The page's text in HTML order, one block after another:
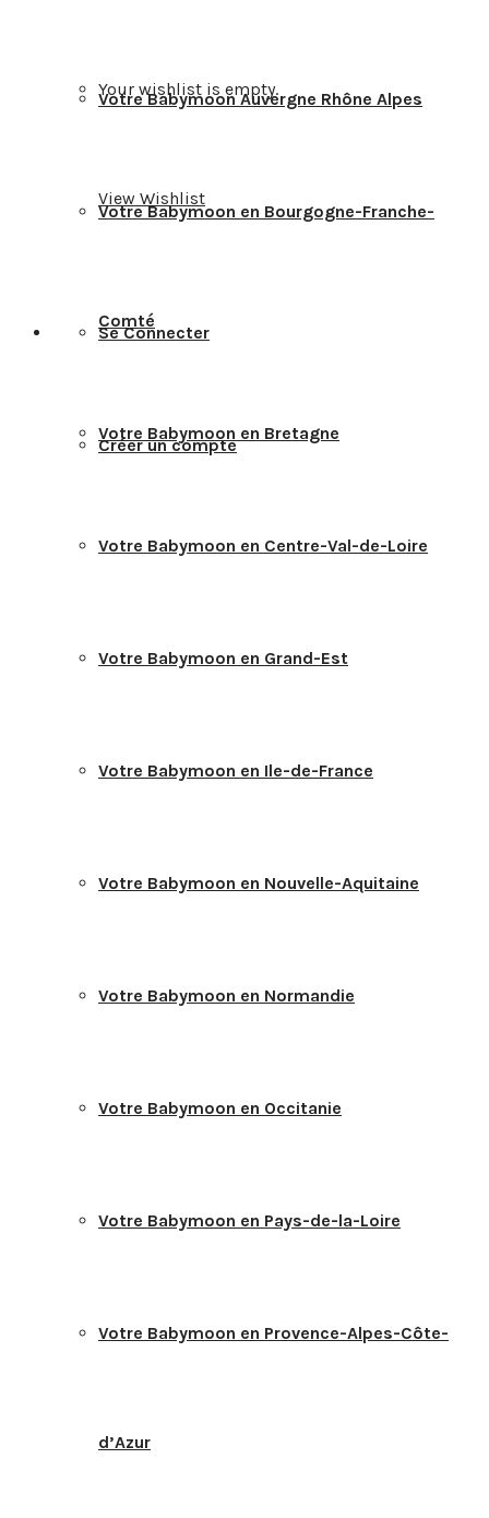
Your wishlist is empty.
View Wishlist
Se Connecter
Créer un compte
Votre Babymoon Auvergne Rhône Alpes
Votre Babymoon en Bourgogne-Franche-
Comté
Votre Babymoon en Bretagne
Votre Babymoon en Centre-Val-de-Loire
Votre Babymoon en Grand-Est
Votre Babymoon en Ile-de-France
Votre Babymoon en Nouvelle-Aquitaine
Votre Babymoon en Normandie
Votre Babymoon en Occitanie
Votre Babymoon en Pays-de-la-Loire
Votre Babymoon en Provence-Alpes-Côte-
d’Azur